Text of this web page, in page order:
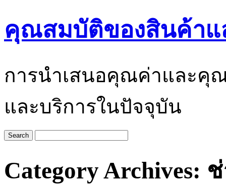
คุณสมบัติของสินค้าแ
การนำเสนอคุณค่าและคุ
และบริการในปัจจุบัน
Category Archives: